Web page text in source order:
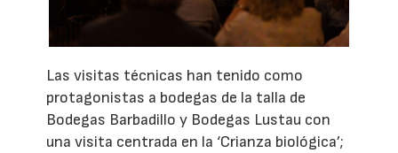
Las visitas técnicas han tenido como
protagonistas a bodegas de la talla de
Bodegas Barbadillo y Bodegas Lustau con
una visita centrada en la ‘Crianza biológica’;